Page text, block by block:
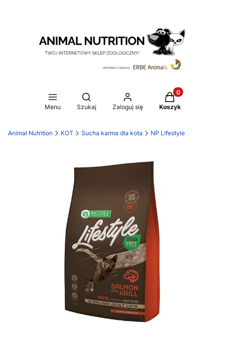
Menu
Otwórz wyszukiwarkę
Szukaj Zaloguj się
Produkty w
Koszyk
Animal Nutrition KOT Sucha karma dla kota NP Lifestyle